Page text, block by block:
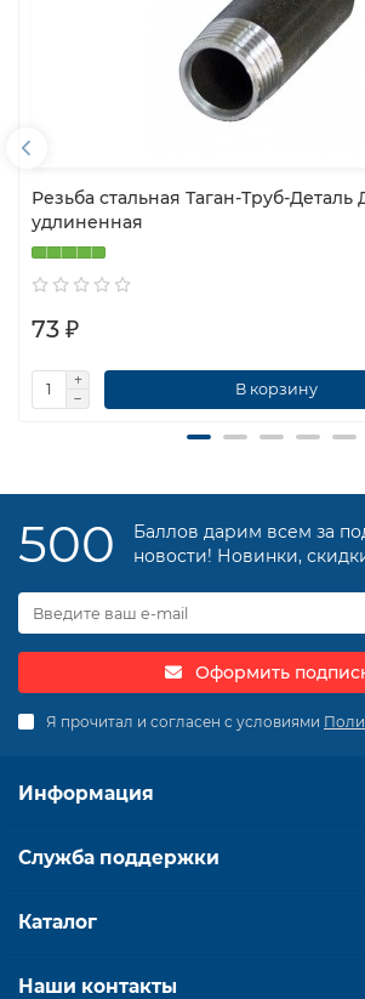
Резьба стальная Таган-Труб-Деталь
удлиненная
73 ₽
В корзину
500
Баллов дарим всем за
новости! Новинки,
Оформить
Я прочитал и согласен с условиями
Информация
Служба поддержки
Каталог
Наши контакты